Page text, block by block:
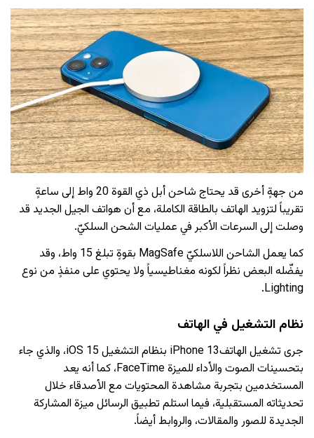
من جهةٍ أخرى قد يحتاج شاحن أبل ذي القوة 20 واط إلى ساعةٍ
تقريباً لتزويد الهاتف بالطاقة الكاملة، مع أن هواتف الجيل الجديد قد
وصلت إلى السرعات الأكبر في عمليات الشحن السلكيّ.
كما يعمل الشاحن اللاسلكيّ MagSafe بقوةٍ تبلغ 15 واط، وقد
يفضّله البعض نظراً لكونه مغناطيسياً ولا يحتوي على منفذٍ من نوع
Lighting.
نظام التشغيل في الهاتف
جرى تشغيل الهاتفiPhone 13 بنظام التشغيل iOS 15، والذي جاء
بتحسينات الصوت والأداء للميزة FaceTime، كما أنه يعد
المستخدمين بتجربة مشاهدة المحتويات مع الأصدقاء خلال
تحديثاته المستقبلية، فيما استلم تطبيق الرسائل ميزة المشاركة
الجديدة للصور والمقالات، والروابط أيضاً.